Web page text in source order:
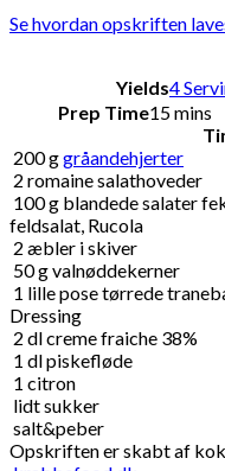
Se hvordan opskriften
Yields4
Prep Time15 mins
200ggråandehjerter
2 romaine salathoveder
100g blandede salater
feldsalat, Rucola
2 æbler i skiver
50gvalnøddekerner
1 lille pose tørrede
Dressing
2 dlcreme fraiche 38%
1 dlpiskefløde
1 citron
lidt sukker
salt&peber
Opskriften er skabt af